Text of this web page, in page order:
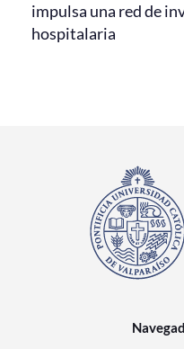
impulsa una red de
hospitalaria